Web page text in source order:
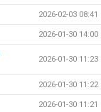
2026-02-03 08:41
2026-01-30 14:00
2026-01-30 11:23
2026-01-30 11:22
2026-01-30 11:21